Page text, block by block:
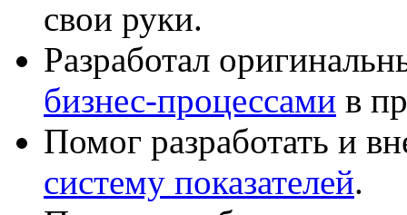
свои руки.
Разработал
бизнес-процессами в
Помог разработать и
систему показателей.